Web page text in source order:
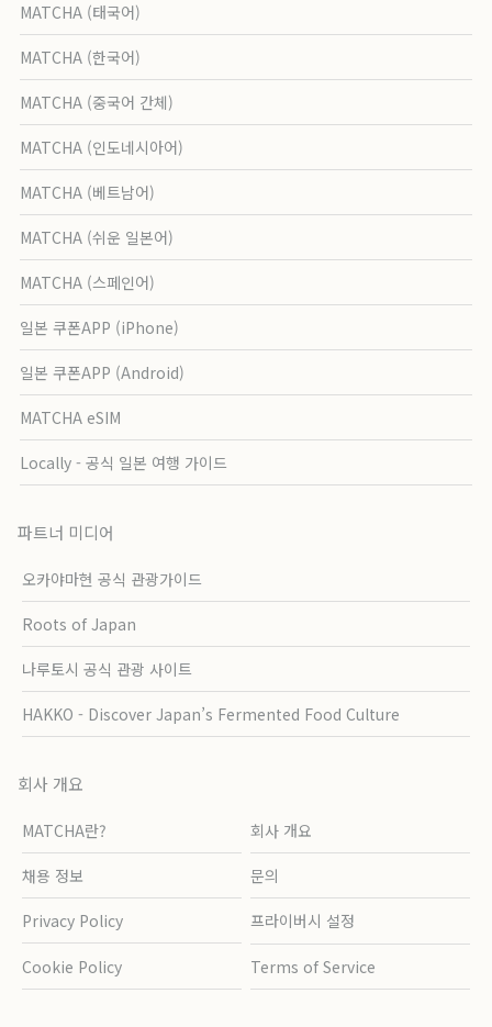
MATCHA (태국어)
MATCHA (한국어)
MATCHA (중국어 간체)
MATCHA (인도네시아어)
MATCHA (베트남어)
MATCHA (쉬운 일본어)
MATCHA (스페인어)
일본 쿠폰APP (iPhone)
일본 쿠폰APP (Android)
MATCHA eSIM
Locally - 공식 일본 여행 가이드
파트너 미디어
오카야마현 공식 관광가이드
Roots of Japan
나루토시 공식 관광 사이트
HAKKO - Discover Japan’s Fermented Food Culture
회사 개요
MATCHA란? 회사 개요
채용 정보 문의
Privacy Policy 프라이버시 설정
Cookie Policy Terms of Service